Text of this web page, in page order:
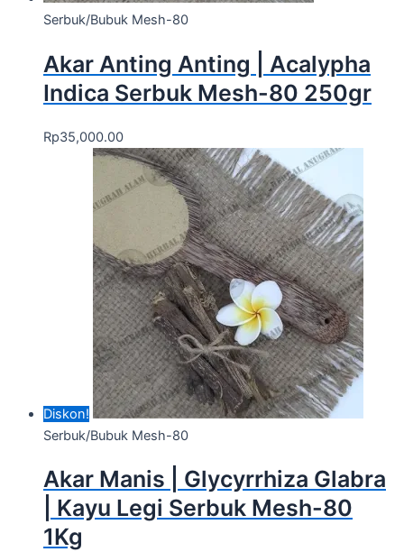
Serbuk/Bubuk Mesh-80
Akar Anting Anting | Acalypha
Indica Serbuk Mesh-80 250gr
Rp35,000.00
Diskon!
Serbuk/Bubuk Mesh-80
Akar Manis | Glycyrrhiza Glabra
| Kayu Legi Serbuk Mesh-80
1Kg